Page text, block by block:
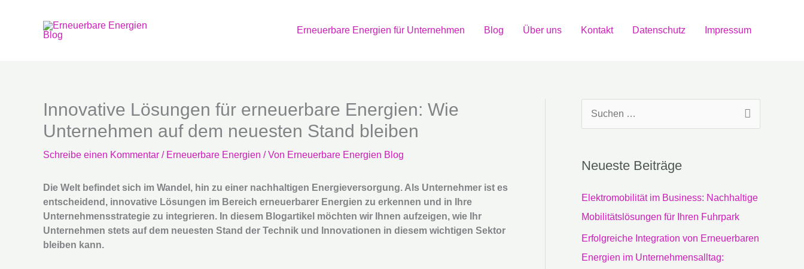
Erneuerbare Energien für Unternehmen Blog Über uns Kontakt Datenschutz Impressum
Innovative Lösungen für erneuerbare Energien: Wie
Unternehmen auf dem neuesten Stand bleiben
Schreibe einen Kommentar / Erneuerbare Energien / Von Erneuerbare Energien Blog
Die Welt befindet sich im Wandel, hin zu einer nachhaltigen Energieversorgung. Als Unternehmer ist es
entscheidend, innovative Lösungen im Bereich erneuerbarer Energien zu erkennen und in Ihre
Unternehmensstrategie zu integrieren. In diesem Blogartikel möchten wir Ihnen aufzeigen, wie Ihr
Unternehmen stets auf dem neuesten Stand der Technik und Innovationen in diesem wichtigen Sektor
bleiben kann.
e
n
Neueste Beiträge
Elektromobilität im Business: Nachhaltige
Mobilitätslösungen für Ihren Fuhrpark
Erfolgreiche Integration von Erneuerbaren
Energien im Unternehmensalltag: